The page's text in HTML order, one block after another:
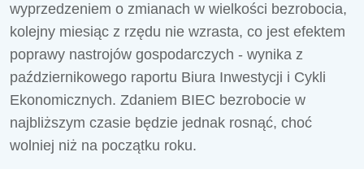
wyprzedzeniem o zmianach w wielkości bezrobocia,
kolejny miesiąc z rzędu nie wzrasta, co jest efektem
poprawy nastrojów gospodarczych - wynika z
październikowego raportu Biura Inwestycji i Cykli
Ekonomicznych. Zdaniem BIEC bezrobocie w
najbliższym czasie będzie jednak rosnąć, choć
wolniej niż na początku roku.